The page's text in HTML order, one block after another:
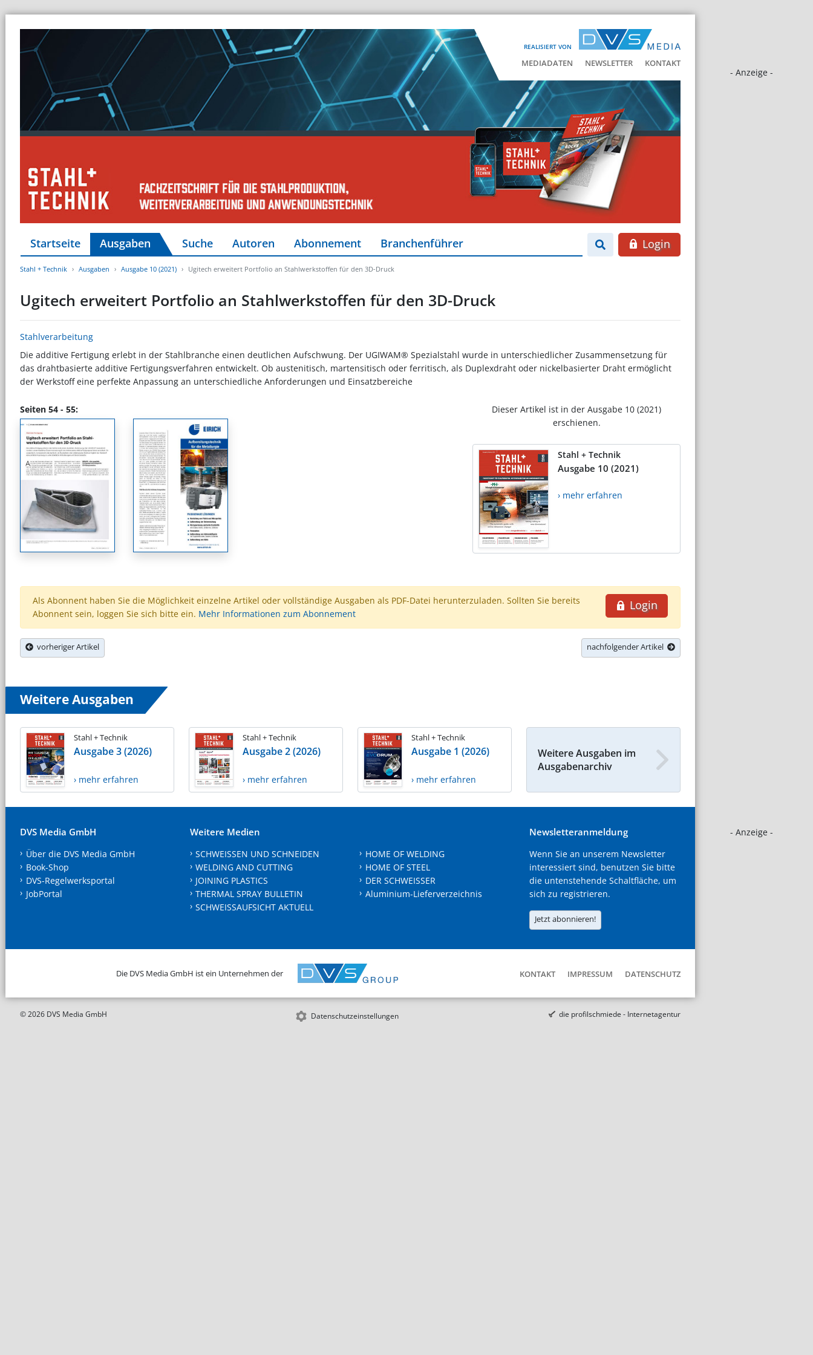
REALISIERT VON
MEDIADATEN NEWSLETTER KONTAKT
- Anzeige -
- Anzeige -
Startseite Ausgaben Suche Autoren Abonnement Branchenführer Login
Stahl + Technik Ausgaben Ausgabe 10 (2021) Ugitech erweitert Portfolio an Stahlwerkstoffen für den 3D-Druck
Ugitech erweitert Portfolio an Stahlwerkstoffen für den 3D-Druck
Stahlverarbeitung
Die additive Fertigung erlebt in der Stahlbranche einen deutlichen Aufschwung. Der UGIWAM® Spezialstahl wurde in unterschiedlicher Zusammensetzung für
das drahtbasierte additive Fertigungsverfahren entwickelt. Ob austenitisch, martensitisch oder ferritisch, als Duplexdraht oder nickelbasierter Draht ermöglicht
der Werkstoff eine perfekte Anpassung an unterschiedliche Anforderungen und Einsatzbereiche
Seiten 54 - 55:
Dieser Artikel ist in der Ausgabe 10 (2021)
erschienen.
Stahl + Technik
Ausgabe 10 (2021)
› mehr erfahren
Login
Als Abonnent haben Sie die Möglichkeit einzelne Artikel oder vollständige Ausgaben als PDF-Datei herunterzuladen. Sollten Sie bereits
Abonnent sein, loggen Sie sich bitte ein. Mehr Informationen zum Abonnement
vorheriger Artikel nachfolgender Artikel
Weitere Ausgaben
Stahl + Technik
Ausgabe 3 (2026)
› mehr erfahren
Stahl + Technik
Ausgabe 2 (2026)
› mehr erfahren
Stahl + Technik
Ausgabe 1 (2026)
› mehr erfahren
Weitere Ausgaben im
Ausgabenarchiv
DVS Media GmbH
Über die DVS Media GmbH
Book-Shop
DVS-Regelwerksportal
JobPortal
Weitere Medien
SCHWEISSEN UND SCHNEIDEN
WELDING AND CUTTING
JOINING PLASTICS
THERMAL SPRAY BULLETIN
SCHWEISSAUFSICHT AKTUELL
HOME OF WELDING
HOME OF STEEL
DER SCHWEISSER
Aluminium-Lieferverzeichnis
Newsletteranmeldung
Wenn Sie an unserem Newsletter
interessiert sind, benutzen Sie bitte
die untenstehende Schaltfläche, um
sich zu registrieren.
Jetzt abonnieren!
Die DVS Media GmbH ist ein Unternehmen der KONTAKT IMPRESSUM DATENSCHUTZ
© 2026 DVS Media GmbH Datenschutzeinstellungen die profilschmiede - Internetagentur